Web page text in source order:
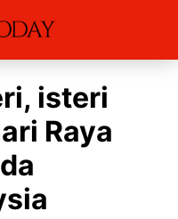
isteri
Raya